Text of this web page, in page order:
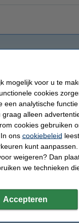
mogelijk voor u te
cookies
een analytische
alleen
cookies gebruiken
ons cookiebeleid
kunt
weigeren? Dan
we technieken
Accepteren